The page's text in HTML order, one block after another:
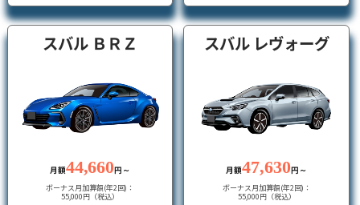
スバル ＢＲＺ
月額44,660 円～
ボーナス月加算額(年2回)：
55,000円（税込）
スバル レヴォーグ
月額47,630 円～
ボーナス月加算額(年2回)：
55,000円（税込）